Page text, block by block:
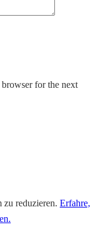
for the next
zu reduzieren. Erfahre,